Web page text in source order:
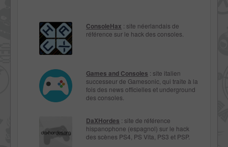
ConsoleHax : site néerlandais de
référence sur le hack des consoles.
Games and Consoles : site italien
successeur de Gamesonic, qui traite à la
fois des news officielles et underground
des consoles.
DaXHordes : site de référence
hispanophone (espagnol) sur le hack
des scènes PS4, PS Vita, PS3 et PSP.